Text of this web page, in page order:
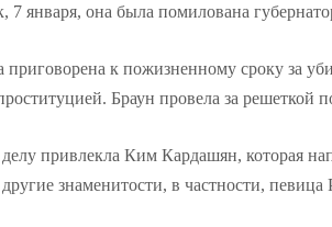
7 января, она была помилована
к пожизненному сроку за
Браун провела за решеткой
привлекла Ким Кардашян, которая
знаменитости, в частности,